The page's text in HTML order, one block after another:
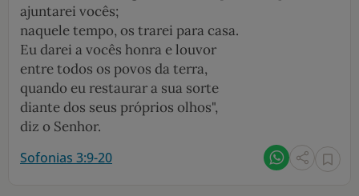
ajuntarei vocês;
naquele tempo, os trarei para casa.
Eu darei a vocês honra e louvor
entre todos os povos da terra,
quando eu restaurar a sua sorte
diante dos seus próprios olhos",
diz o Senhor.
Sofonias 3:9-20